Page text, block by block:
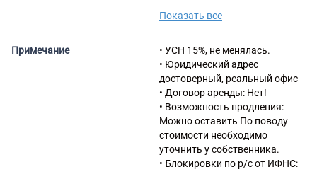
неспециализированная
прочими пищевыми
продуктами
46.45 Торговля оптовая
парфюмерными и
косметическими товарами
46.46 Торговля оптовая
фармацевтической
продукцией
47.19 Торговля розничная
Показать все
Примечание
• УСН 15%, не менялась.
• Юридический адрес
достоверный, реальный офис
• Договор аренды: Нет!
• Возможность продления:
Можно оставить По поводу
стоимости необходимо
уточнить у собственника.
• Блокировки по р/с от ИФНС: